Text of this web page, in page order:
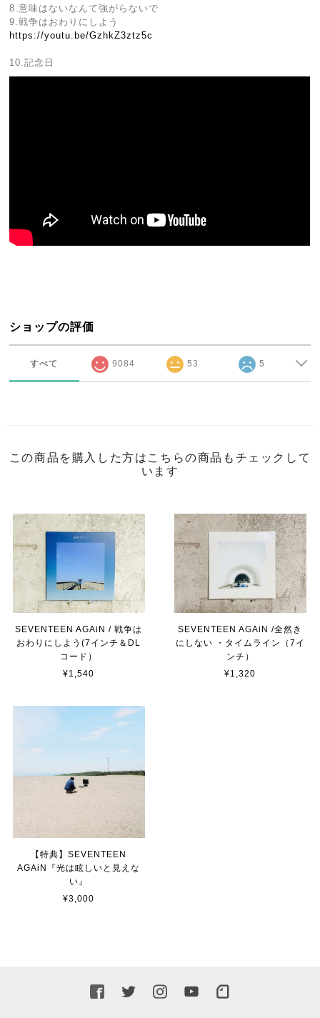
8.意味はないなんて強がらないで
9.戦争はおわりにしよう
https://youtu.be/GzhkZ3ztz5c
10.記念日
ショップの評価
すべて 9084 53 5
この商品を購入した方はこちらの商品もチェックして
います
SEVENTEEN AGAiN / 戦争は
おわりにしよう(7インチ＆DL
コード）
¥1,540
SEVENTEEN AGAiN /全然き
にしない ・タイムライン（7イ
ンチ）
¥1,320
【特典】SEVENTEEN
AGAiN『光は眩しいと⾒えな
い』
¥3,000